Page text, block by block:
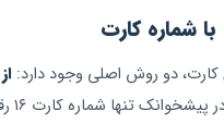
شماره کارت
کارت، دو روش اصلی وجود دارد: